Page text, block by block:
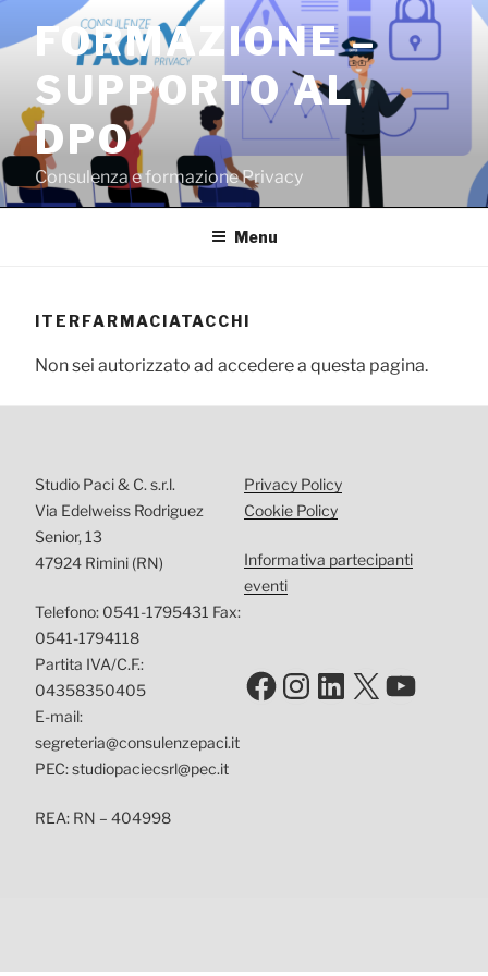
contenuto
FORMAZIONE –
SUPPORTO AL
DPO
Consulenza e formazione Privacy
Menu
ITERFARMACIATACCHI
Non sei autorizzato ad accedere a questa pagina.
Studio Paci & C. s.r.l.
Via Edelweiss Rodriguez
Senior, 13
47924 Rimini (RN)
Telefono: 0541-1795431 Fax:
0541-1794118
Partita IVA/C.F.:
04358350405
E-mail:
segreteria@consulenzepaci.it
PEC: studiopaciecsrl@pec.it
REA: RN – 404998
Privacy Policy
Cookie Policy
Informativa partecipanti
eventi
Facebook
Instagram
LinkedIn
X